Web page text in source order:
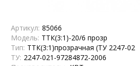
Артикул: 85066
Модель: ТТК(3:1)-20/6 прозр
Тип: ТТК(3:1)прозрачная (ТУ 2247-02
ТУ: 2247-021-97284872-2006